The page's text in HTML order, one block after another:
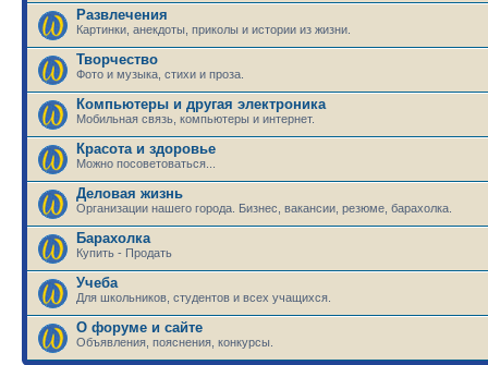
Развлечения
Картинки, анекдоты, приколы и истории из жизни.
Творчество
Фото и музыка, стихи и проза.
Компьютеры и другая электроника
Мобильная связь, компьютеры и интернет.
Красота и здоровье
Можно посоветоваться...
Деловая жизнь
Организации нашего города. Бизнес, вакансии, резюме, барахолка.
Барахолка
Купить - Продать
Учеба
Для школьников, студентов и всех учащихся.
О форуме и сайте
Объявления, пояснения, конкурсы.